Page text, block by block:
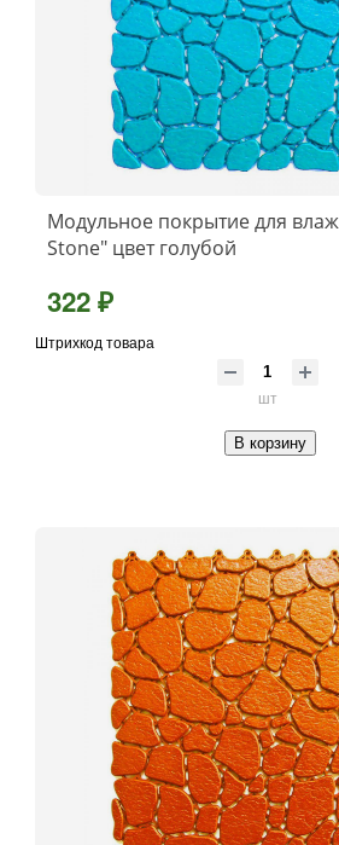
Модульное покрытие для
Stone" цвет голубой
322 ₽
Штрихкод товара
шт
В корзину